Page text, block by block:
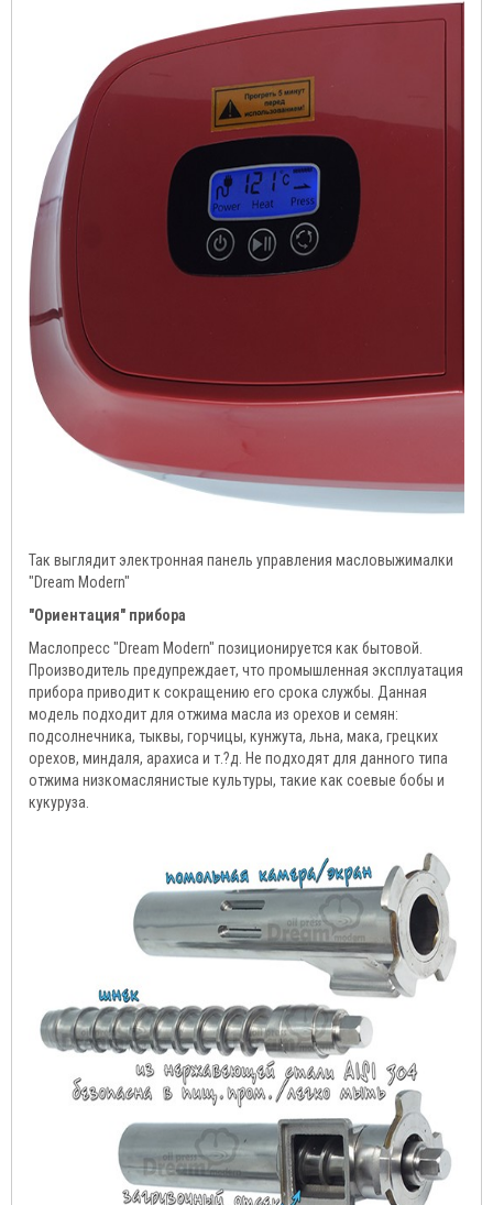
Так выглядит электронная панель управления масловыжималки
"Dream Modern"
"Ориентация" прибора
Маслопресс "Dream Modern" позиционируется как бытовой.
Производитель предупреждает, что промышленная эксплуатация
прибора приводит к сокращению его срока службы. Данная
модель подходит для отжима масла из орехов и семян:
подсолнечника, тыквы, горчицы, кунжута, льна, мака, грецких
орехов, миндаля, арахиса и т.?д. Не подходят для данного типа
отжима низкомаслянистые культуры, такие как соевые бобы и
кукуруза.